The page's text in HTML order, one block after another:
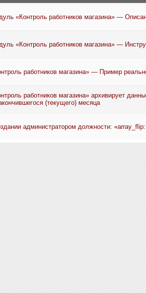
«Контроль работников магазина» —
«Контроль работников магазина» —
работников магазина» — Пример
работников магазина» архивирует
(текущего) месяца
администратором должности: